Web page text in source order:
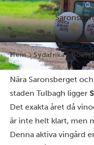
Hem Sydafrika
Nära Saronsberget
staden Tulbagh ligger
Det exakta året då
är inte helt klart, men
Denna aktiva vingård